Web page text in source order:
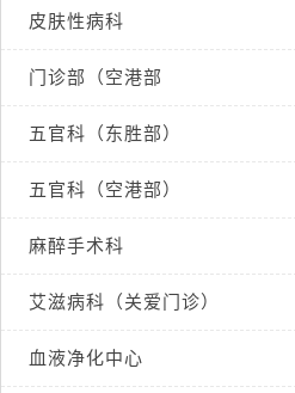
皮肤性病科
门诊部（空港部
五官科（东胜部）
五官科（空港部）
麻醉手术科
艾滋病科（关爱门诊）
血液净化中心